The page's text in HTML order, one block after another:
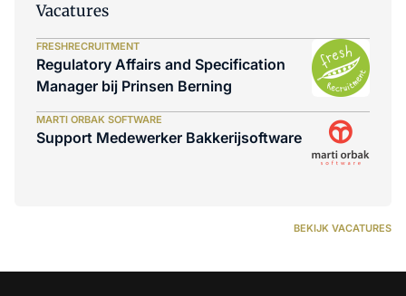
Vacatures
FRESHRECRUITMENT
Regulatory Affairs and Specification
Manager bij Prinsen Berning
MARTI ORBAK SOFTWARE
Support Medewerker Bakkerijsoftware
BEKIJK VACATURES